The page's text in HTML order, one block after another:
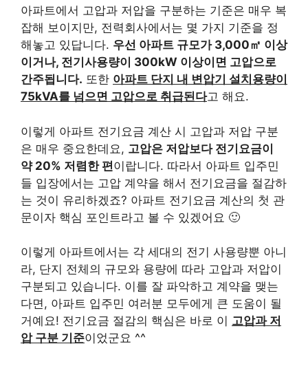
아파트에서 고압과 저압을 구분하는 기준은 매우 복
잡해 보이지만, 전력회사에서는 몇 가지 기준을 정
해놓고 있답니다. 우선 아파트 규모가 3,000㎡ 이상
이거나, 전기사용량이 300kW 이상이면 고압으로
간주됩니다. 또한 아파트 단지 내 변압기 설치용량이
75kVA를 넘으면 고압으로 취급된다고 해요.
이렇게 아파트 전기요금 계산 시 고압과 저압 구분
은 매우 중요한데요, 고압은 저압보다 전기요금이
약 20% 저렴한 편이랍니다. 따라서 아파트 입주민
들 입장에서는 고압 계약을 해서 전기요금을 절감하
는 것이 유리하겠죠? 아파트 전기요금 계산의 첫 관
문이자 핵심 포인트라고 볼 수 있겠어요 🙂
이렇게 아파트에서는 각 세대의 전기 사용량뿐 아니
라, 단지 전체의 규모와 용량에 따라 고압과 저압이
구분되고 있습니다. 이를 잘 파악하고 계약을 맺는
다면, 아파트 입주민 여러분 모두에게 큰 도움이 될
거예요! 전기요금 절감의 핵심은 바로 이 고압과 저
압 구분 기준이었군요 ^^